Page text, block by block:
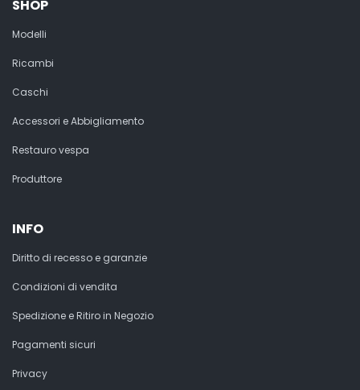
SHOP
Modelli
Ricambi
Caschi
Accessori e Abbigliamento
Restauro vespa
Produttore
INFO
Diritto di recesso e garanzie
Condizioni di vendita
Spedizione e Ritiro in Negozio
Pagamenti sicuri
Privacy